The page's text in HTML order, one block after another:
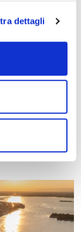
dettagli
componenti,
tecnologia e